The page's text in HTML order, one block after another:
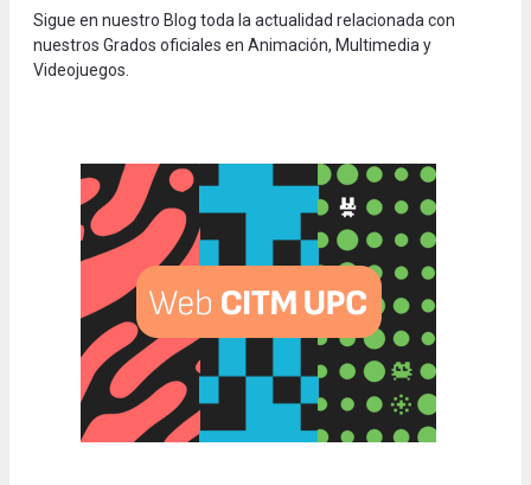
Sigue en nuestro Blog toda la actualidad relacionada con
nuestros Grados oficiales en Animación, Multimedia y
Videojuegos.